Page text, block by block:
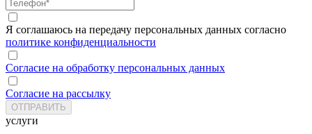
Я соглашаюсь на передачу персональных данных согласно
политике конфиденциальности
Согласие на обработку персональных данных
Согласие на рассылку
услуги